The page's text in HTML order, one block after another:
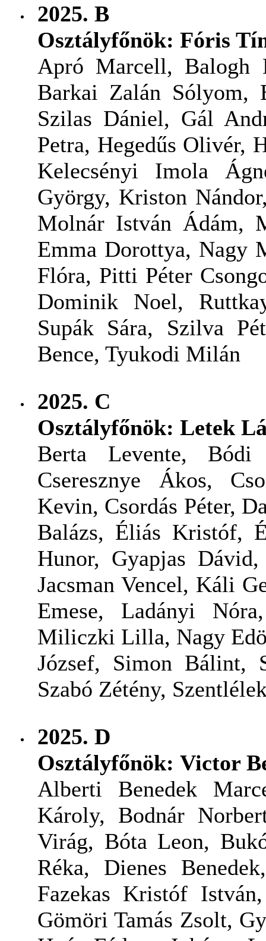
2025. B
Osztályfőnök: Fóris
Apró Marcell, Balogh
Barkai Zalán Sólyom,
Szilas Dániel, Gál
Petra, Hegedűs Olivér,
Kelecsényi Imola
György, Kriston
Molnár István Ádám,
Emma Dorottya, Nagy
Flóra, Pitti Péter
Dominik Noel,
Supák Sára, Szilva
Bence, Tyukodi Milán
2025. C
Osztályfőnök: Letek
Berta Levente,
Cseresznye Ákos,
Kevin, Csordás Péter,
Balázs, Éliás Kristóf,
Hunor, Gyapjas
Jacsman Vencel, Káli
Emese, Ladányi
Miliczki Lilla, Nagy
József, Simon Bálint,
Szabó Zétény,
2025. D
Osztályfőnök: Victor
Alberti Benedek
Károly, Bodnár
Virág, Bóta Leon,
Réka, Dienes
Fazekas Kristóf
Gömöri Tamás Zsolt,